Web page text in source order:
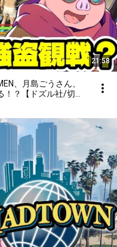
21:58
、月島ごうさん、
？【ドズル社/切り